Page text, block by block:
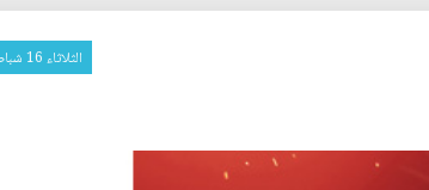
الثلاثاء 16 شباط 2016